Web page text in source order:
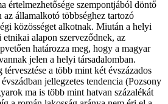
értelmezhetősége szempontjából döntő
államalkotó többséghez tartozó
közösséget alkotnak. Miután a helyi
etnikai alapon szerveződnek, az
határozza meg, hogy a magyar
jelen a helyi társadalomban.
térvesztése a több mint két évszázados
jellegzetes tendencia (Pozsony
ma is több mint hatvan százalékát